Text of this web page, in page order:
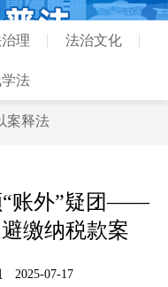
理 法治文化
法
案释法
“账外”疑团——
缴纳税款案
2025-07-17